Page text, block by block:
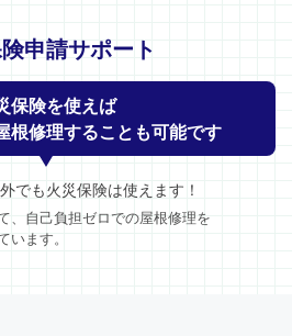
申請サポート
保険を使えば
根修理することも可能です
でも火災保険は使えます！
、自己負担ゼロでの屋根修理を
ます。